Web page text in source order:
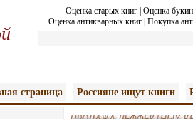
Оценка старых книг| Оценка
Оценка антикварных книг Покупка
страница Россияне ищут книги